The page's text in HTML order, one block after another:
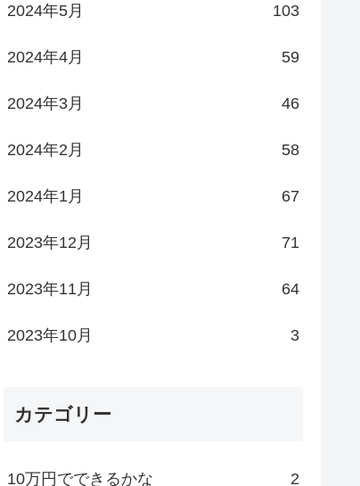
2024年5月 103
2024年4月 59
2024年3月 46
2024年2月 58
2024年1月 67
2023年12月 71
2023年11月 64
2023年10月 3
カテゴリー
10万円でできるかな 2